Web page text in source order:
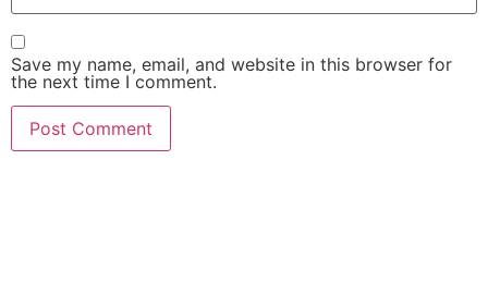
Save my name, email, and website in this browser for
the next time I comment.